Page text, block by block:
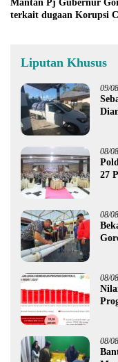
Mantan Pj Gubernur
terkait dugaan Korupsi
Liputan Khusus
09/
08/
27
08/
08/
08/